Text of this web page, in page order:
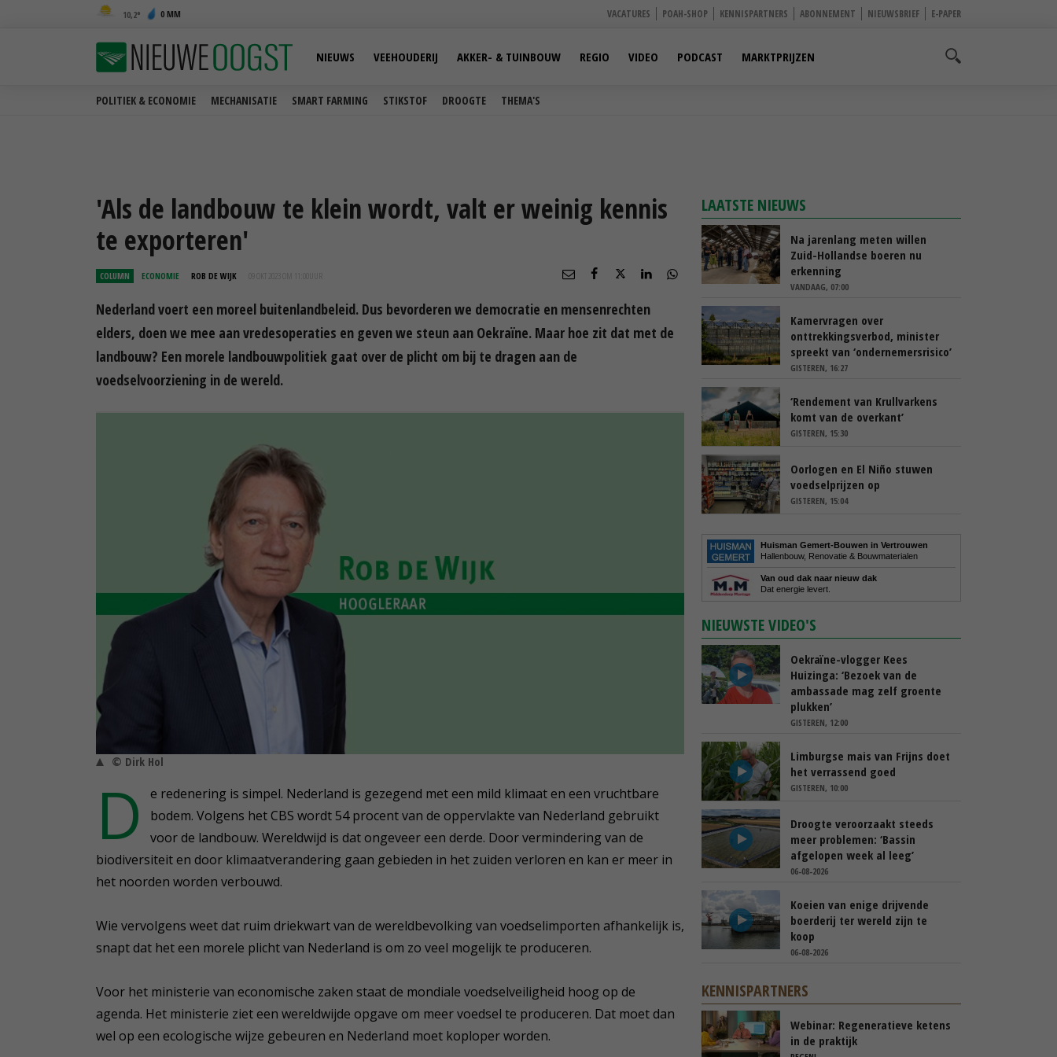
10,2 0 MM VACATURES POAH-SHOP KENNISPARTNERS ABONNEMENT NIEUWSBRIEF E-PAPER
POLITIEK & ECONOMIE MECHANISATIE SMART FARMING STIKSTOF DROOGTE THEMA'S
NIEUWS VEEHOUDERIJ AKKER- & TUINBOUW REGIO VIDEO PODCAST MARKTPRIJZEN
'Als de landbouw te klein wordt, valt er weinig kennis
te exporteren'
COLUMN ECONOMIE ROB DE WIJK 09 OKT 2023 OM 11:00
Nederland voert een moreel buitenlandbeleid. Dus bevorderen we democratie en mensenrechten
elders, doen we mee aan vredesoperaties en geven we steun aan Oekraïne. Maar hoe zit dat met de
landbouw? Een morele landbouwpolitiek gaat over de plicht om bij te dragen aan de
voedselvoorziening in de wereld.
© Dirk Hol
D
e redenering is simpel. Nederland is gezegend met een mild klimaat en een vruchtbare
bodem. Volgens het CBS wordt 54 procent van de oppervlakte van Nederland gebruikt
voor de landbouw. Wereldwijd is dat ongeveer een derde. Door vermindering van de
biodiversiteit en door klimaatverandering gaan gebieden in het zuiden verloren en kan er meer in
het noorden worden verbouwd.
Wie vervolgens weet dat ruim driekwart van de wereldbevolking van voedselimporten afhankelijk is,
snapt dat het een morele plicht van Nederland is om zo veel mogelijk te produceren.
Voor het ministerie van economische zaken staat de mondiale voedselveiligheid hoog op de
agenda. Het ministerie ziet een wereldwijde opgave om meer voedsel te produceren. Dat moet dan
wel op een ecologische wijze gebeuren en Nederland moet koploper worden.
LAATSTE NIEUWS
Na jarenlang meten willen
Zuid-Hollandse boeren nu
erkenning
VANDAAG, 07:00
Kamervragen over
onttrekkingsverbod, minister
spreekt van ‘ondernemersrisico’
GISTEREN, 16:27
‘Rendement van Krullvarkens
komt van de overkant’
GISTEREN, 15:30
Oorlogen en El Niño stuwen
voedselprijzen op
GISTEREN, 15:04
Huisman Gemert-Bouwen in Vertrouwen
Hallenbouw, Renovatie & Bouwmaterialen
Van oud dak naar nieuw dak
Dat energie levert.
NIEUWSTE VIDEO'S
Oekraïne-vlogger Kees
Huizinga: ‘Bezoek van de
ambassade mag zelf groente
plukken’
GISTEREN, 12:00
Limburgse mais van Frijns doet
het verrassend goed
GISTEREN, 10:00
Droogte veroorzaakt steeds
meer problemen: ‘Bassin
afgelopen week al leeg’
06-08-2026
Koeien van enige drijvende
boerderij ter wereld zijn te
koop
06-08-2026
KENNISPARTNERS
Webinar: Regeneratieve ketens
in de praktijk